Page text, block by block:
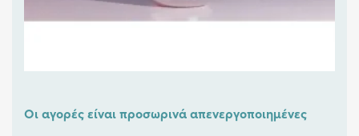
Οι αγορές είναι προσωρινά απενεργοποιημένες